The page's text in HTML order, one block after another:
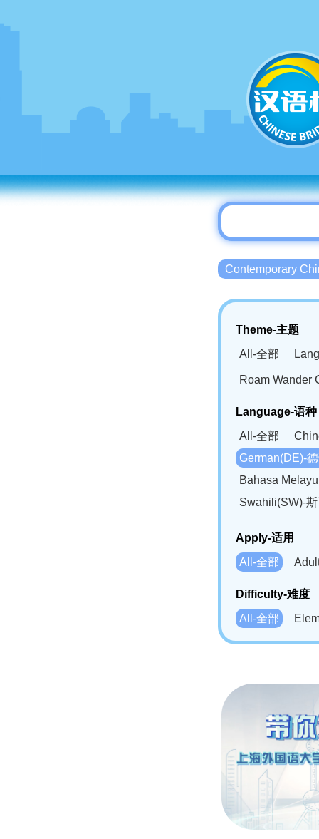
Contemporary
Theme-主题
All-全部
Roam Wander
Language-语种
All-全部
German(DE)-
Bahasa
Swahili(SW)-
Apply-适用
All-全部
Difficulty-难度
All-全部